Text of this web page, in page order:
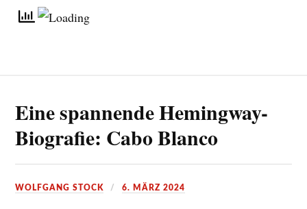
Eine spannende Hemingway-
Biografie: Cabo Blanco
WOLFGANG STOCK 6. MÄRZ 2024